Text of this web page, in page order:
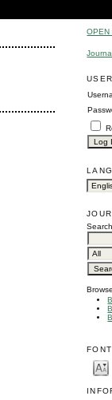
OPEN
USER
Search
Browse